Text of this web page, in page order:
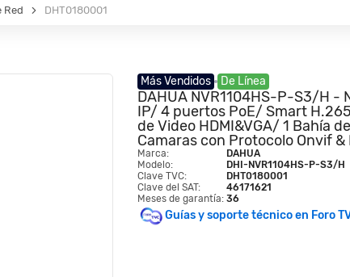
Red DHT0180001
Más Vendidos De Línea
DAHUA NVR1104HS-P-S3/H -
IP/ 4 puertos PoE/ Smart
de Video HDMI&VGA/ 1 Bahía
Camaras con Protocolo Onvif &
Marca:
DAHUA
Modelo:
DHI-NVR1104HS-P-S3/H
Clave TVC:
DHT0180001
Clave del SAT:
46171621
Meses de garantía: 36
Guías y soporte técnico en Foro